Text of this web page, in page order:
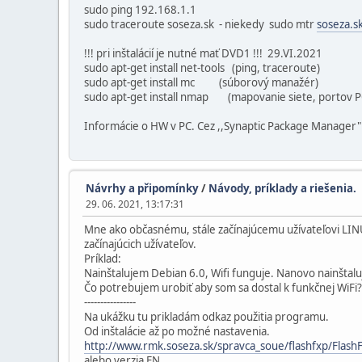
sudo ping 192.168.1.1
sudo traceroute soseza.sk - niekedy sudo mtr
!!! pri inštalácií je nutné mať DVD1 !!! 29.VI.2021
sudo apt-get install net-tools (ping, traceroute)
sudo apt-get install mc (súborový manažér)
sudo apt-get install nmap (mapovanie siete, portov
Informácie o HW v PC. Cez ,,Synaptic Package
Návrhy a připomínky/ Návody, príklady a riešenia.
29. 06. 2021, 13:17:31
Mne ako občasnému, stále začínajúcemu užívateľovi
začínajúcich užívateľov.
Príklad:
Nainštalujem Debian 6.0, Wifi funguje. Nanovo
Čo potrebujem urobiť aby som sa dostal k funkčnej WiFi?
----------------
Na ukážku tu prikladám odkaz použitia programu.
Od inštalácie až po možné nastavenia.
http://www.rmk.soseza.sk/spravca_soue/flashfxp/